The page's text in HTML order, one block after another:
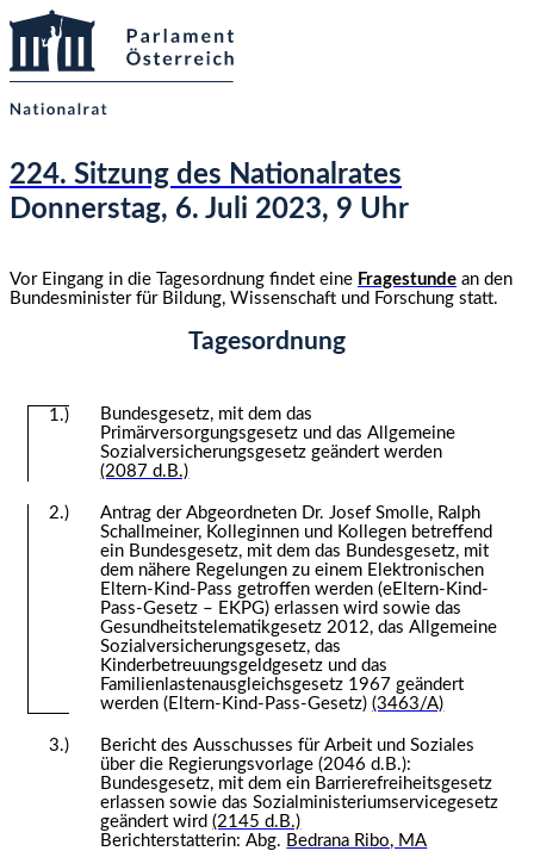
224. Sitzung des Nationalrates
Donnerstag, 6. Juli 2023, 9 Uhr
Vor Eingang in die Tagesordnung findet eine Fragestunde an den
Bundesminister für Bildung, Wissenschaft und Forschung statt.
Tagesordnung
1.)
Bundesgesetz, mit dem das
Primärversorgungsgesetz und das Allgemeine
Sozialversicherungsgesetz geändert werden
(2087 d.B.)
2.)
Antrag der Abgeordneten Dr. Josef Smolle, Ralph
Schallmeiner, Kolleginnen und Kollegen betreffend
ein Bundesgesetz, mit dem das Bundesgesetz, mit
dem nähere Regelungen zu einem Elektronischen
Eltern-Kind-Pass getroffen werden (eEltern-Kind-
Pass-Gesetz – EKPG) erlassen wird sowie das
Gesundheitstelematikgesetz 2012, das Allgemeine
Sozialversicherungsgesetz, das
Kinderbetreuungsgeldgesetz und das
Familienlastenausgleichsgesetz 1967 geändert
werden (Eltern-Kind-Pass-Gesetz)(3463/A)
3.)
Bericht des Ausschusses für Arbeit und Soziales
über die Regierungsvorlage (2046 d.B.):
Bundesgesetz, mit dem ein Barrierefreiheitsgesetz
erlassen sowie das Sozialministeriumservicegesetz
geändert wird(2145 d.B.)
Berichterstatterin: Abg. Bedrana Ribo, MA